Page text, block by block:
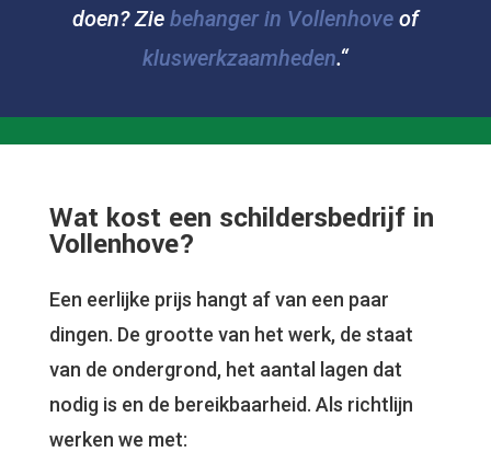
doen? Zie behanger in Vollenhoveof
kluswerkzaamheden.“
Wat kost een schildersbedrijf in
Vollenhove?
Een eerlijke prijs hangt af van een paar
dingen. De grootte van het werk, de staat
van de ondergrond, het aantal lagen dat
nodig is en de bereikbaarheid. Als richtlijn
werken we met: